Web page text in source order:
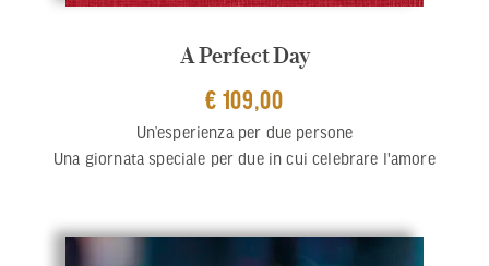
A Perfect Day
€ 109,00
Un’esperienza per due persone
Una giornata speciale per due in cui celebrare l'amore